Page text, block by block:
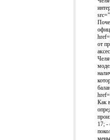
от
Как
17; -